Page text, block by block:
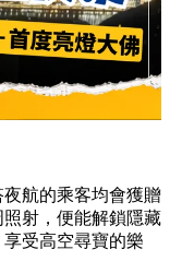
航的乘客均會獲贈
射，便能解鎖隱藏
受高空尋寶的樂